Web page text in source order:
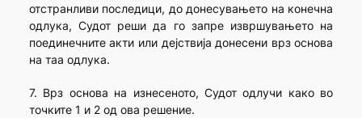
отстранливи последици, до донесувањето на конечна
одлука, Судот реши да го запре извршувањето на
поединечните акти или дејствија донесени врз основа
на таа одлука.
7. Врз основа на изнесеното, Судот одлучи како во
точките 1 и 2 од ова решение.